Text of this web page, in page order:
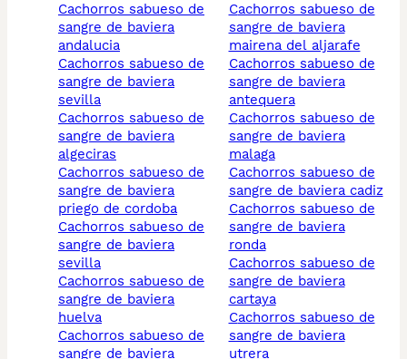
cachorros sabueso de
sangre de baviera
andalucia
cachorros sabueso de
sangre de baviera
sevilla
cachorros sabueso de
sangre de baviera
algeciras
cachorros sabueso de
sangre de baviera
priego de cordoba
cachorros sabueso de
sangre de baviera
sevilla
cachorros sabueso de
sangre de baviera
huelva
cachorros sabueso de
sangre de baviera
cachorros sabueso de
sangre de baviera
mairena del aljarafe
cachorros sabueso de
sangre de baviera
antequera
cachorros sabueso de
sangre de baviera
malaga
cachorros sabueso de
sangre de baviera cadiz
cachorros sabueso de
sangre de baviera
ronda
cachorros sabueso de
sangre de baviera
cartaya
cachorros sabueso de
sangre de baviera
utrera